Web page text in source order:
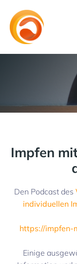
Impfen
Den Podcast des
individuellen
https://impfen-
Einige